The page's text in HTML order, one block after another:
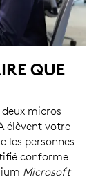
QUE
micros
élèvent votre
les personnes
conforme
Microsoft